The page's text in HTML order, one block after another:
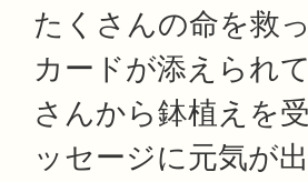
たくさんの命を救
カードが添えられ
さんから鉢植えを
ッセージに元気が